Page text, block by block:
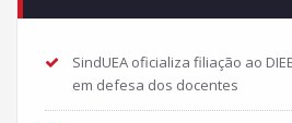
SindUEA oficializa filiação ao
em defesa dos docentes